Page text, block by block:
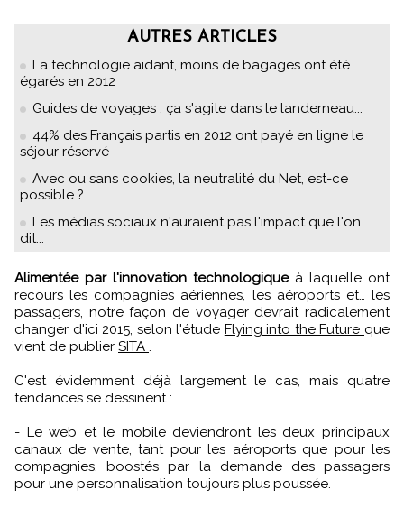
AUTRES ARTICLES
La technologie aidant, moins de bagages ont été
égarés en 2012
Guides de voyages : ça s'agite dans le landerneau...
44% des Français partis en 2012 ont payé en ligne le
séjour réservé
Avec ou sans cookies, la neutralité du Net, est-ce
possible ?
Les médias sociaux n'auraient pas l'impact que l'on
dit...
Alimentée par l'innovation technologique à laquelle ont
recours les compagnies aériennes, les aéroports et… les
passagers, notre façon de voyager devrait radicalement
changer d'ici 2015, selon l'étude Flying into the Future que
vient de publier SITA .
C'est évidemment déjà largement le cas, mais quatre
tendances se dessinent :
- Le web et le mobile deviendront les deux principaux
canaux de vente, tant pour les aéroports que pour les
compagnies, boostés par la demande des passagers
pour une personnalisation toujours plus poussée.